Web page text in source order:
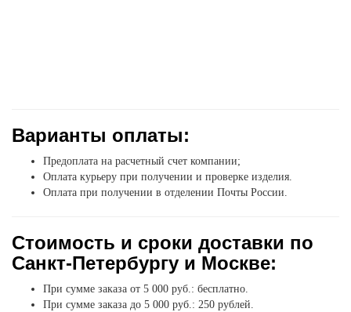
Варианты оплаты:
Предоплата на расчетный счет компании;
Оплата курьеру при получении и проверке изделия.
Оплата при получении в отделении Почты России.
Стоимость и сроки доставки по
Санкт-Петербургу и Москве:
При сумме заказа от 5 000 руб.: бесплатно.
При сумме заказа до 5 000 руб.: 250 рублей.